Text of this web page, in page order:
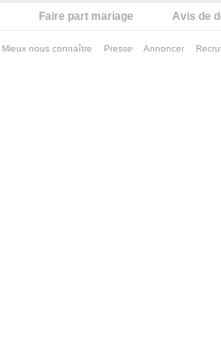
Faire part mariage Avis de
Mieux nous connaître Presse Annoncer